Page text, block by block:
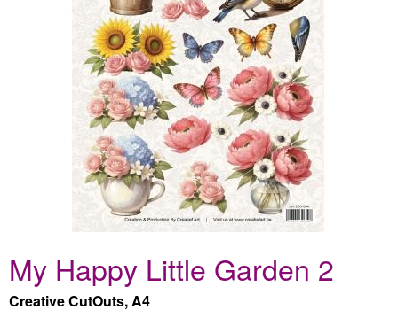
My Happy Little Garden 2
Creative CutOuts, A4